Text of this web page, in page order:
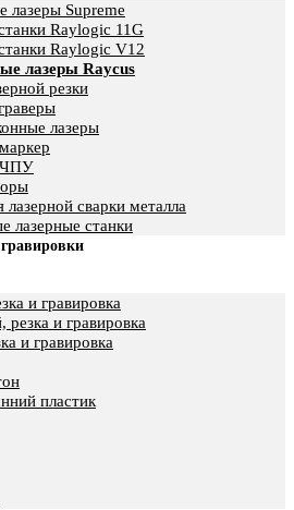
лазеры Supreme
Raylogic 11G
Raylogic V12
лазеры Raycus
резки
лазеры
ЧПУ
лазерной сварки металла
лазерные станки
и гравировка
и гравировка
и гравировка
пластик